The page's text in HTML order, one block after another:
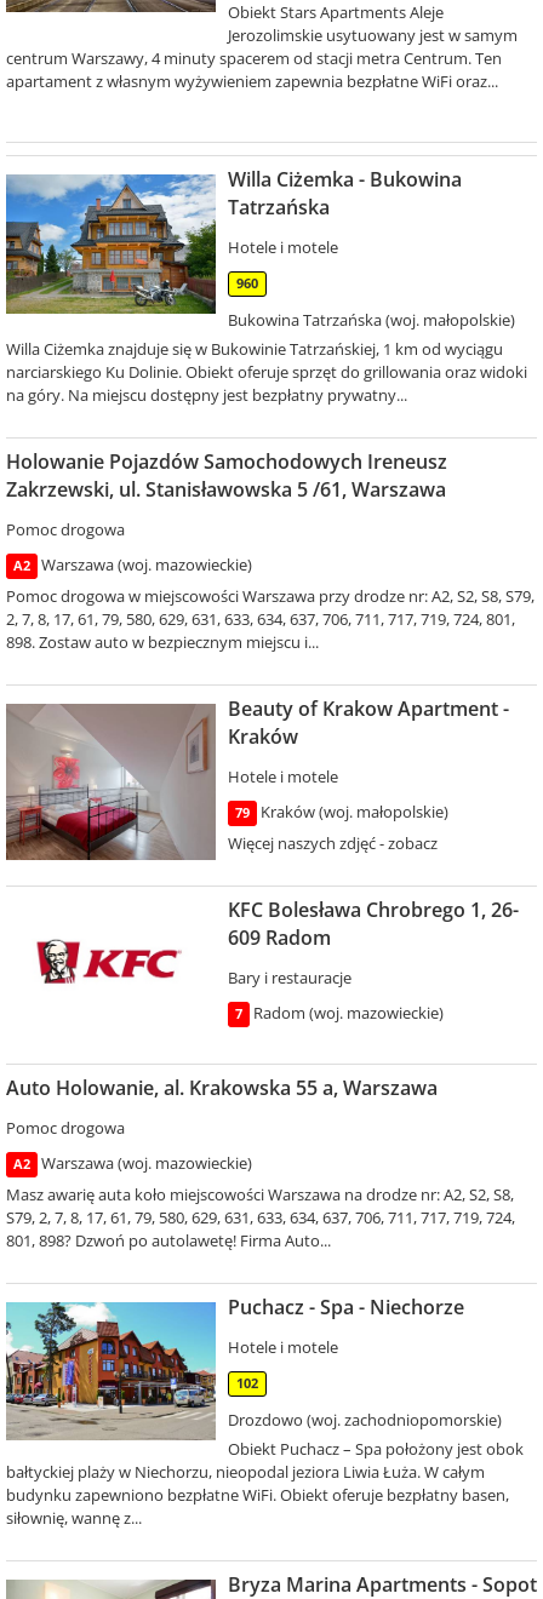
Obiekt Stars Apartments Aleje
Jerozolimskie usytuowany jest w samym
centrum Warszawy, 4 minuty spacerem od stacji metra Centrum. Ten
apartament z własnym wyżywieniem zapewnia bezpłatne WiFi oraz...
Willa Ciżemka - Bukowina
Tatrzańska
Hotele i motele
960
Bukowina Tatrzańska (woj. małopolskie)
Willa Ciżemka znajduje się w Bukowinie Tatrzańskiej, 1 km od wyciągu
narciarskiego Ku Dolinie. Obiekt oferuje sprzęt do grillowania oraz widoki
na góry. Na miejscu dostępny jest bezpłatny prywatny...
Holowanie Pojazdów Samochodowych Ireneusz
Zakrzewski, ul. Stanisławowska 5 /61, Warszawa
Pomoc drogowa
A2
Warszawa (woj. mazowieckie)
Pomoc drogowa w miejscowości Warszawa przy drodze nr: A2, S2, S8, S79,
2, 7, 8, 17, 61, 79, 580, 629, 631, 633, 634, 637, 706, 711, 717, 719, 724, 801,
898. Zostaw auto w bezpiecznym miejscu i...
Beauty of Krakow Apartment -
Kraków
Hotele i motele
79
Kraków (woj. małopolskie)
Więcej naszych zdjęć - zobacz
KFC Bolesława Chrobrego 1, 26-
609 Radom
Bary i restauracje
7 Radom (woj. mazowieckie)
Auto Holowanie, al. Krakowska 55 a, Warszawa
Pomoc drogowa
A2
Warszawa (woj. mazowieckie)
Masz awarię auta koło miejscowości Warszawa na drodze nr: A2, S2, S8,
S79, 2, 7, 8, 17, 61, 79, 580, 629, 631, 633, 634, 637, 706, 711, 717, 719, 724,
801, 898? Dzwoń po autolawetę! Firma Auto...
Puchacz - Spa - Niechorze
Hotele i motele
102
Drozdowo (woj. zachodniopomorskie)
Obiekt Puchacz – Spa położony jest obok
bałtyckiej plaży w Niechorzu, nieopodal jeziora Liwia Łuża. W całym
budynku zapewniono bezpłatne WiFi. Obiekt oferuje bezpłatny basen,
siłownię, wannę z...
Bryza Marina Apartments - Sopot